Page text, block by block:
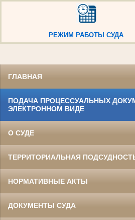
РЕЖИМ РАБОТЫ СУДА
ГЛАВНАЯ
ПОДАЧА ПРОЦЕССУАЛЬНЫХ
ЭЛЕКТРОННОМ ВИДЕ
О СУДЕ
ТЕРРИТОРИАЛЬНАЯ
НОРМАТИВНЫЕ АКТЫ
ДОКУМЕНТЫ СУДА